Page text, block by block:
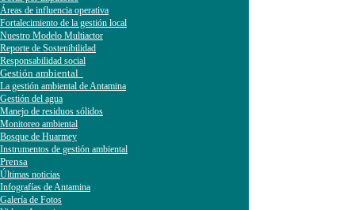
Áreas de influencia operativa
Fortalecimiento de la gestión local
Nuestro Modelo Multiactor
Reporte de Sostenibilidad
Responsabilidad social
Gestión ambiental
La gestión ambiental de Antamina
Gestión del agua
Manejo de residuos sólidos
Monitoreo ambiental
Bosque de Huarmey
Instrumentos de gestión ambiental
Prensa
Últimas noticias
Infografías de Antamina
Galería de Fotos